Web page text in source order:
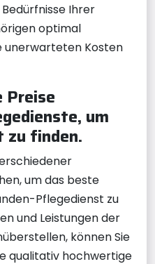
Ihrer
optimal
unerwarteten Kosten
Preise
um
zu finden.
um das beste
Pflegedienst zu
und Leistungen der
können Sie
qualitativ hochwertige